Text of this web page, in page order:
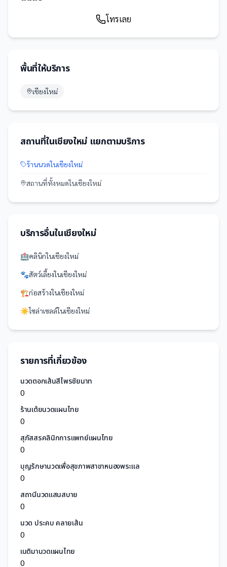
โทรเลย
พื้นที่ให้บริการ
เชียงใหม่
สถานที่ในเชียงใหม่แยกตามบริการ
ร้านนวดในเชียงใหม่
สถานที่ทั้งหมดในเชียงใหม่
บริการอื่นในเชียงใหม่
🏥คลินิกในเชียงใหม่
🐾สัตว์เลี้ยงในเชียงใหม่
🏗️ก่อสร้างในเชียงใหม่
☀️โซล่าเซลล์ในเชียงใหม่
รายการที่เกี่ยวข้อง
นวดตอกเส้นสีไพรชัยนาท
0
ร้านเต้ยนวดแผนไทย
0
สุภัสสรคลินิกการแพทย์แผนไทย
0
บุญรักษานวดเพื่อสุขภาพสาขาหนองพระแล
0
สถานีนวดแสนสบาย
0
นวด ประคบ คลายเส้น
0
เนติมานวดแผนไทย
0